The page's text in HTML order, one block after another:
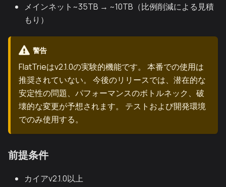
メインネット~35TB → ~10TB（比例削減による見積
もり）
警告
FlatTrieはv2.1.0の実験的機能です。 本番での使用は
推奨されていない。 今後のリリースでは、潜在的な
安定性の問題、パフォーマンスのボトルネック、破
壊的な変更が予想されます。 テストおよび開発環境
でのみ使用する。
前提条件
カイアv2.1.0以上